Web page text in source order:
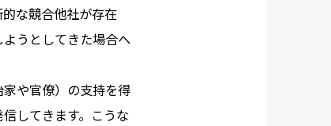
な競合他社が存在
うとしてきた場合へ
や官僚）の支持を得
してきます。こうな